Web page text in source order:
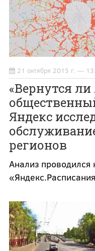
21 октября 2015 г. —
«Вернутся
Яндекс
регионов
Анализ проводился